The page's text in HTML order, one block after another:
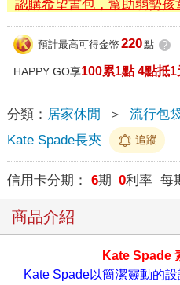
認購希望書包，幫助弱勢孩
預計最高可得金幣 220點 ?
HAPPY GO享100累1點 4點抵1
分類： 居家休閒 ＞ 流行包
Kate Spade長夾
追蹤
信用卡分期： 6期 0利率 每
商品介紹
Kate Spade
Kate Spade以簡潔靈動的